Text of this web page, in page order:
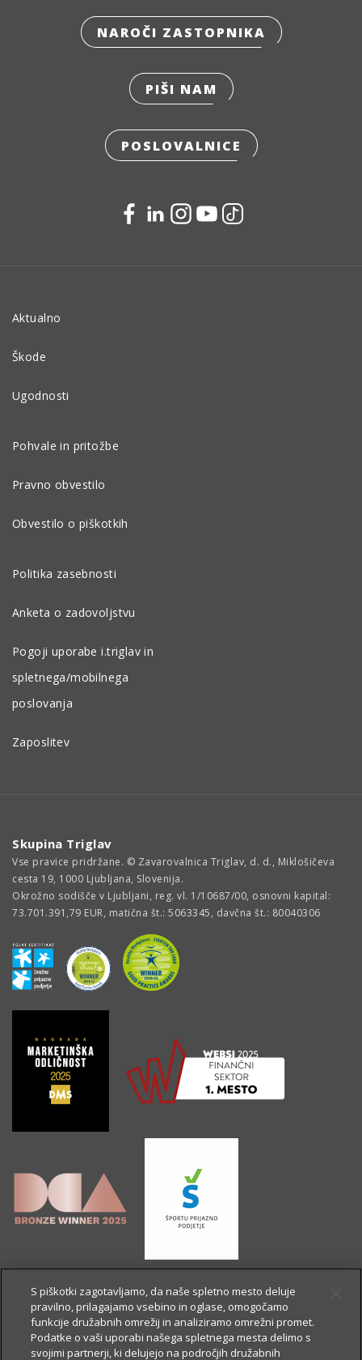
NAROČI ZASTOPNIKA
PIŠI NAM
POSLOVALNICE
Aktualno
Škode
Ugodnosti
Pohvale in pritožbe
Pravno obvestilo
Obvestilo o piškotkih
Politika zasebnosti
Anketa o zadovoljstvu
Pogoji uporabe i.triglav in
spletnega/mobilnega
poslovanja
Zaposlitev
Skupina Triglav
Vse pravice pridržane. © Zavarovalnica Triglav, d. d., Miklošičeva
cesta 19, 1000 Ljubljana, Slovenija.
Okrožno sodišče v Ljubljani, reg. vl. 1/10687/00, osnovni kapital:
73.701.391,79 EUR, matična št.: 5063345, davčna št.: 80040306
S piškotki zagotavljamo, da naše spletno mesto deluje
pravilno, prilagajamo vsebino in oglase, omogočamo
funkcije družabnih omrežij in analiziramo omrežni promet.
Podatke o vaši uporabi našega spletnega mesta delimo s
svojimi partnerji, ki delujejo na področjih družabnih